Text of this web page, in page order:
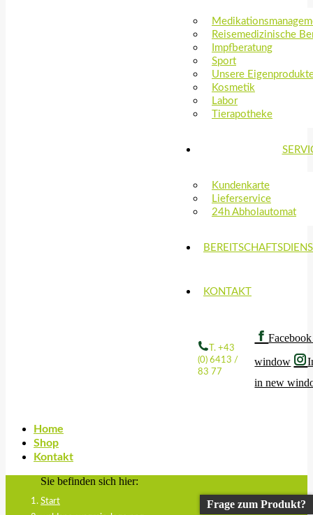
Reisemedizinische
Impfberatung
Sport
Unsere
Kosmetik
Labor
Tierapotheke
Kundenkarte
Lieferservice
24h Abholautomat
KONTAKT
T. +43
(0) 6413 /
83 77
window
in new
Home
Shop
Kontakt
Sie befinden sich hier:
Start
Frage zum Produkt?